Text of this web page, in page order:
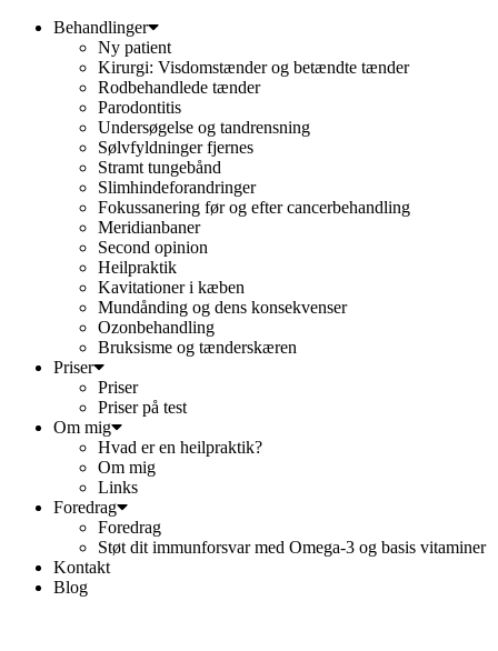
Behandlinger
Ny patient
Kirurgi: Visdomstænder og betændte tænder
Rodbehandlede tænder
Parodontitis
Undersøgelse og tandrensning
Sølvfyldninger fjernes
Stramt tungebånd
Slimhindeforandringer
Fokussanering før og efter cancerbehandling
Meridianbaner
Second opinion
Heilpraktik
Kavitationer i kæben
Mundånding og dens konsekvenser
Ozonbehandling
Bruksisme og tænderskæren
Priser
Priser
Priser på test
Om mig
Hvad er en heilpraktik?
Om mig
Links
Foredrag
Foredrag
Støt dit immunforsvar med Omega-3 og basis vitaminer
Kontakt
Blog